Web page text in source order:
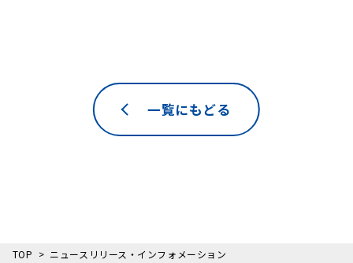
一覧にもどる
TOP ニュースリリース・インフォメーション